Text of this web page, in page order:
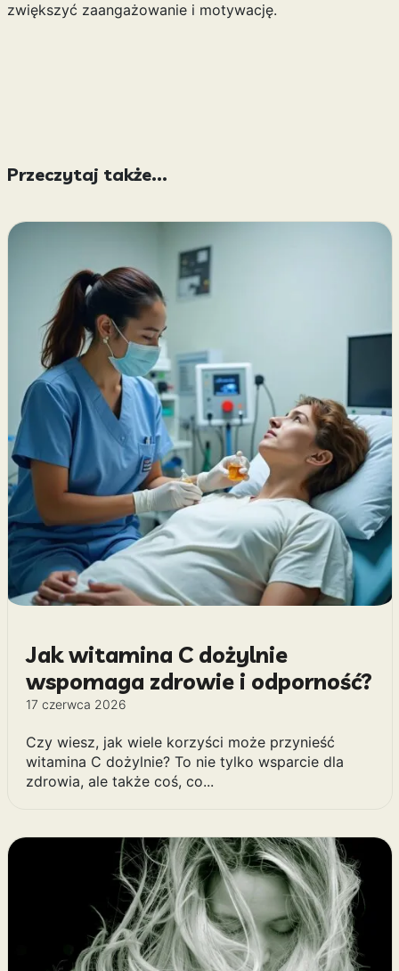
zwiększyć zaangażowanie i motywację.
Przeczytaj także...
Jak witamina C dożylnie
wspomaga zdrowie i odporność?
17 czerwca 2026
Czy wiesz, jak wiele korzyści może przynieść
witamina C dożylnie? To nie tylko wsparcie dla
zdrowia, ale także coś, co...